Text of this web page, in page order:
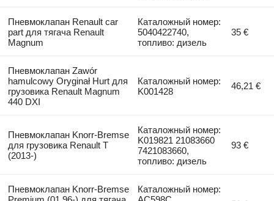
Пневмоклапан Renault car
part для тягача Renault
Magnum
Каталожный номер:
5040422740,
топливо: дизель
35 €
Пневмоклапан Zawór
hamulcowy Oryginał Hurt для
грузовика Renault Magnum
440 DXI
Каталожный номер:
K001428
46,21 €
Пневмоклапан Knorr-Bremse
для грузовика Renault T
(2013-)
Каталожный номер:
K019821 21083660
7421083660,
топливо: дизель
93 €
Пневмоклапан Knorr-Bremse
Каталожный номер: